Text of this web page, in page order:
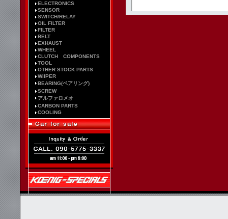
ELECTRONICS
SENSOR
SWITCH/RELAY
OIL FILTER
FILTER
BELT
EXHAUST
WHEEL
CLUTCH COMPONENTS
TOOL
OTHER STOCK PARTS
WIIPER
BEARING(ベアリング)
SCREW
アルファロメオ
CARBON PARTS
COOLING